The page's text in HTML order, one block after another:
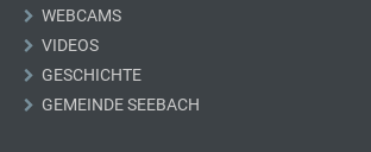
WEBCAMS
VIDEOS
GESCHICHTE
GEMEINDE SEEBACH